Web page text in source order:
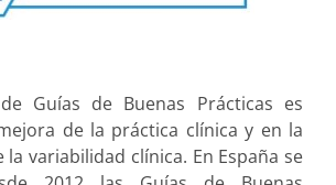
Guías de Buenas Prácticas es
de la práctica clínica y en la
variabilidad clínica. En España se